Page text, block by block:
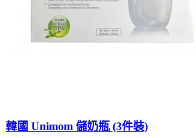
韓國 Unimom 儲奶瓶 (3件裝)